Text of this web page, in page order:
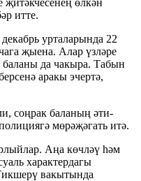
итте.
урталарында 22
җыена. Алар үзләре
баланы да чакыра. Табын
аракы эчертә,
соңрак баланың әти-
мөрәҗәгать итә.
Аңа көчләү һәм
характердагы
вакытында